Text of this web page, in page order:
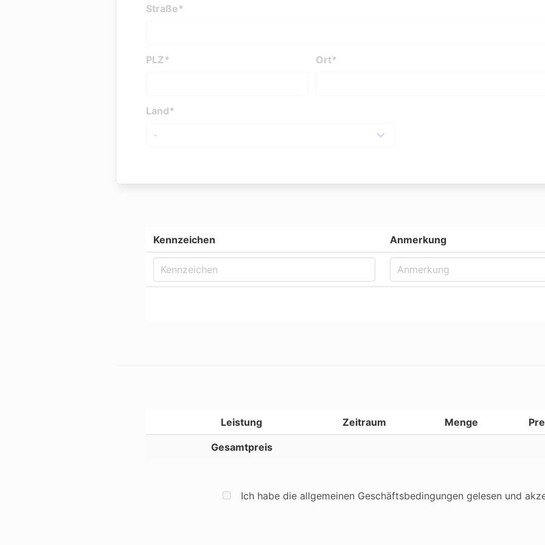
Straße*
PLZ* Ort*
Land*
Kennzeichen Anmerkung
Leistung Zeitraum Menge
Gesamtpreis
Ich habe die allgemeinen Geschäftsbedingungen gelesen und